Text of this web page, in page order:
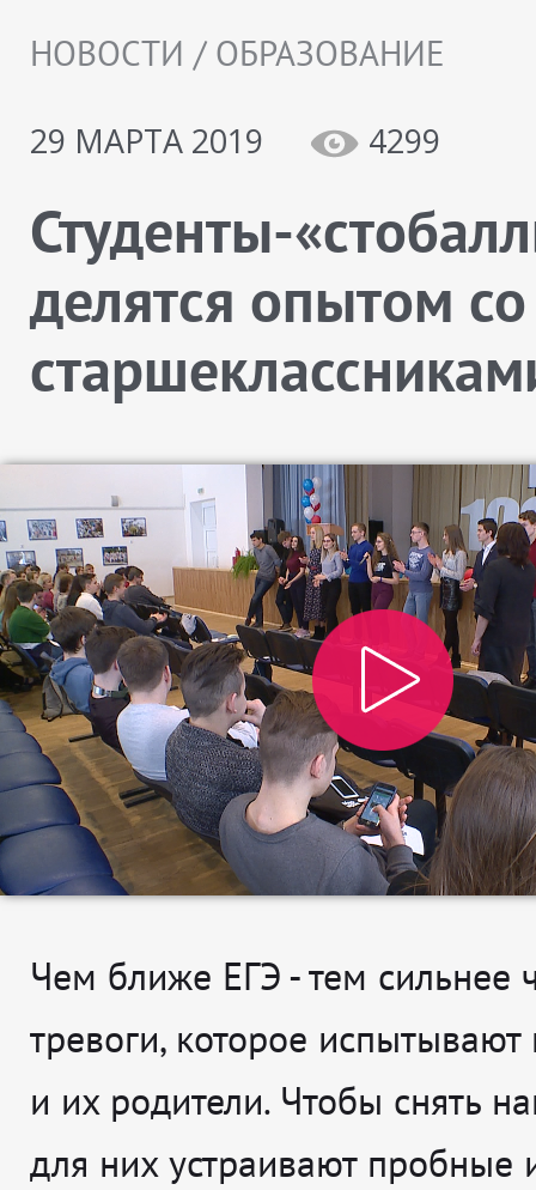
НОВОСТИ / ОБРАЗОВАНИЕ
29 МАРТА 2019
4299
Студенты-
делятся опытом со
Чем ближе ЕГЭ - тем сильнее
тревоги, которое
и их родители. Чтобы снять
для них устраивают пробные